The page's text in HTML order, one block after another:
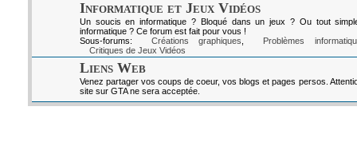
Informatique et Jeux Vidéos
Un soucis en informatique ? Bloqué dans un jeux ? Ou tout
informatique ? Ce forum est fait pour vous !
Sous-forums:
Créations graphiques,
Problèmes
Critiques de Jeux Vidéos
Liens Web
Venez partager vos coups de coeur, vos blogs et pages persos.
site sur GTA ne sera acceptée.